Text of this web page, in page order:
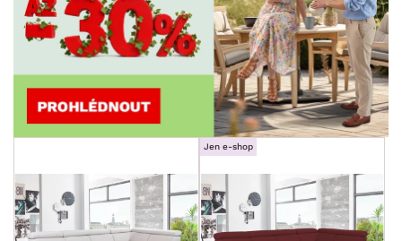
Jen e-shop